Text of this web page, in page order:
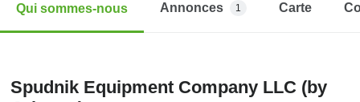
Qui sommes-nous Annonces 1 Carte
Spudnik Equipment Company LLC (by